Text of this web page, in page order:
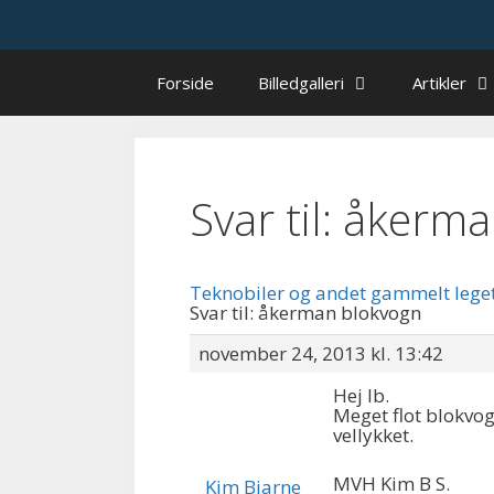
Forside Billedgalleri Artikler
Svar til:
Teknobiler og andet gammelt
Svar til: åkerman blokvogn
november 24, 2013 kl. 13:42
Kim Bjarne
Hej Ib.
Meget flot
vellykket.
MVH Kim B S.